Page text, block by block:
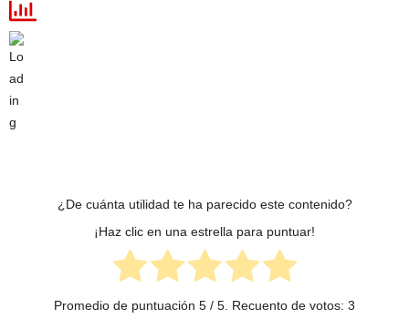
¿De cuánta utilidad te ha parecido este contenido?
¡Haz clic en una estrella para puntuar!
Promedio de puntuación 5 / 5. Recuento de votos: 3